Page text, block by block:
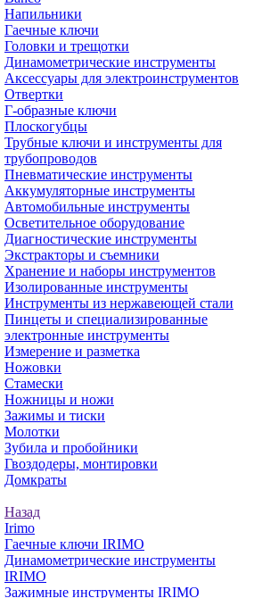
Напильники
Гаечные ключи
Головки и трещотки
Динамометрические инструменты
Аксессуары для электроинструментов
Отвертки
Г-образные ключи
Плоскогубцы
Трубные ключи и инструменты для
трубопроводов
Пневматические инструменты
Аккумуляторные инструменты
Автомобильные инструменты
Осветительное оборудование
Диагностические инструменты
Экстракторы и съемники
Хранение и наборы инструментов
Изолированные инструменты
Инструменты из нержавеющей стали
Пинцеты и специализированные
электронные инструменты
Измерение и разметка
Ножовки
Стамески
Ножницы и ножи
Зажимы и тиски
Молотки
Зубила и пробойники
Гвоздодеры, монтировки
Домкраты
Назад
Irimo
Гаечные ключи IRIMO
Динамометрические инструменты
IRIMO
Зажимные инструменты IRIMO